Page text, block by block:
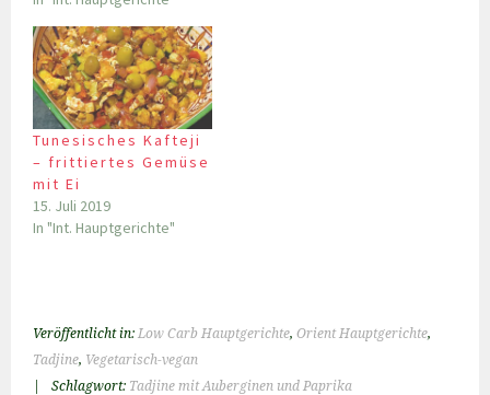
Tunesisches Kafteji
– frittiertes Gemüse
mit Ei
15. Juli 2019
In "Int. Hauptgerichte"
Veröffentlicht in: Low Carb Hauptgerichte,Orient Hauptgerichte,
Tadjine, Vegetarisch-vegan
Schlagwort: Tadjine mit Auberginen und Paprika